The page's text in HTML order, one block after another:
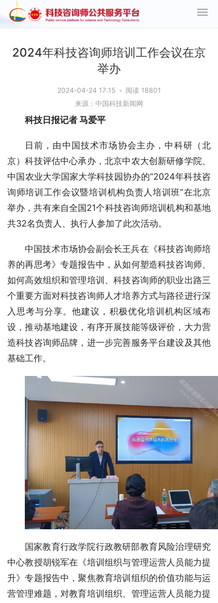
2024年科技咨询师培训工作会议在京
举办
2024-04-24 17:15 • 阅读 18801
来源：中国科技新闻网
科技日报记者 马爱平
日前，由中国技术市场协会主办，中科研（北
京）科技评估中心承办，北京中农大创新研修学院、
中国农业大学国家大学科技园协办的“2024年科技咨
询师培训工作会议暨培训机构负责人培训班”在北京
举办，共有来自全国21个科技咨询师培训机构和基地
共32名负责人、执行人参加了此次活动。
中国技术市场协会副会长王兵在《科技咨询师培
养的再思考》专题报告中，从如何塑造科技咨询师、
如何高效组织和管理培训、科技咨询师的职业出路三
个重要方面对科技咨询师人才培养方式与路径进行深
入思考与分享。他建议，积极优化培训机构区域布
设，推动基地建设，有序开展技能等级评价，大力营
造科技咨询师品牌，进一步完善服务平台建设及其他
基础工作。
国家教育行政学院行政教研部教育风险治理研究
中心教授胡锐军在《培训组织与管理运营人员能力提
升》专题报告中，聚焦教育培训组织的价值功能与运
营管理难题，对教育培训组织、管理运营人员能力提